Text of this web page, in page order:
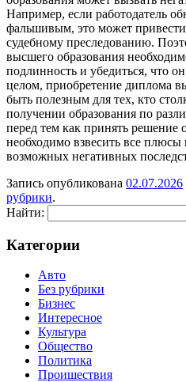
Например, если работодатель
фальшивым, это может
судебному преследованию.
высшего образования
подлинность и убедиться, что
целом, приобретение диплома
быть полезным для тех, кто
получении образования по
перед тем как принять решение
необходимо взвесить все
возможных негативных
Запись опубликована 02.07.2026
рубрики.
Найти:
Категории
Авто
Без рубрики
Бизнес
Интересное
Культура
Общество
Политика
Проишествия